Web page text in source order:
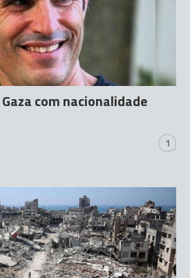
com nacionalidade
1